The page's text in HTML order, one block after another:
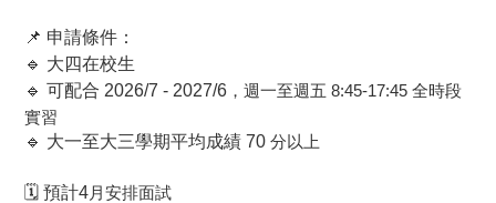
📌 申請條件：
🔹 大四在校生
🔹 可配合 2026/7 - 2027/6 ，週一至週五 8:45-17:45 全時段
實習
🔹 大一至大三學期平均成績 70 分以上
🗓️ 預計4月安排面試